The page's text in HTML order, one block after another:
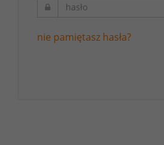
nie pamiętasz hasła?